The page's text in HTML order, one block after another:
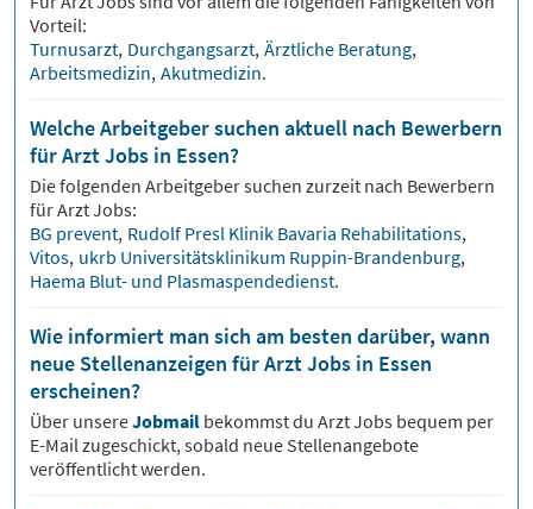
Vorteil:
Turnusarzt, Durchgangsarzt, Ärztliche Beratung,
Arbeitsmedizin, Akutmedizin.
Welche Arbeitgeber suchen aktuell nach Bewerbern
für Arzt Jobs in Essen?
Die folgenden Arbeitgeber suchen zurzeit nach Bewerbern
fürArztJobs:
BG prevent, Rudolf Presl Klinik Bavaria Rehabilitations,
Vitos, ukrb Universitätsklinikum Ruppin-Brandenburg,
Haema Blut- und Plasmaspendedienst.
Wie informiert man sich am besten darüber, wann
neue Stellenanzeigen für Arzt Jobs in Essen
erscheinen?
Über unsereJobmail bekommst du ArztJobs bequem per
E-Mail zugeschickt, sobald neue Stellenangebote
veröffentlicht werden.